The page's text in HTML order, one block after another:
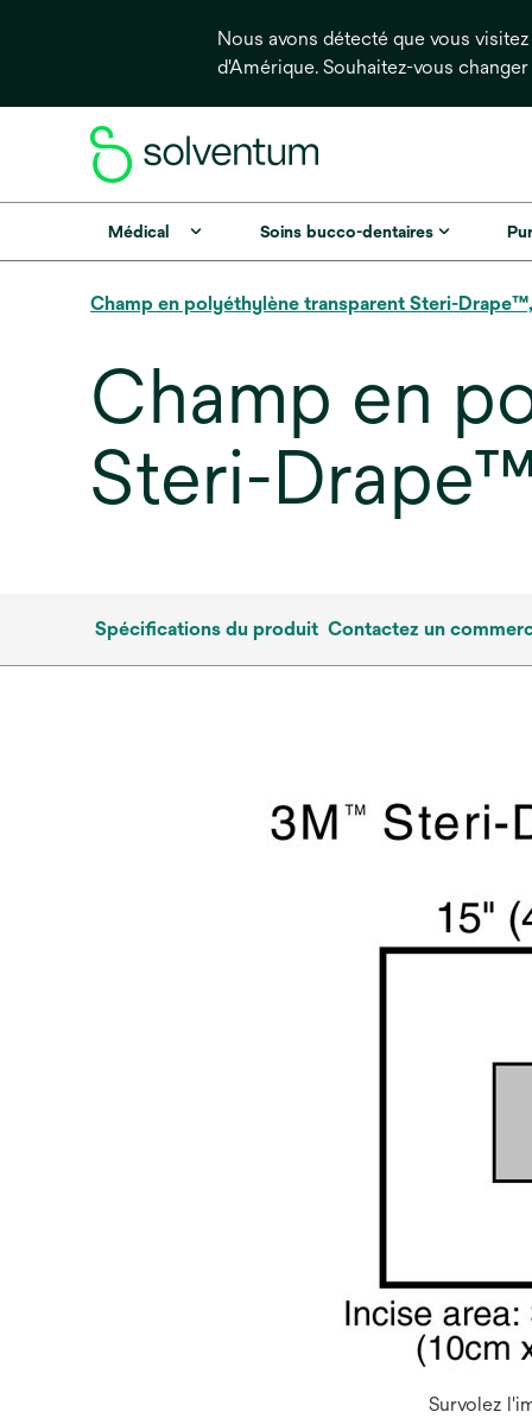
Nous avons détecté que vous
d'Amérique. Souhaitez-vous
Médical Soins bucco-dentaires
Champ en polyéthylène transparent Steri-Drape™,
Champ en
Steri-
Spécifications du produit Contactez un
Survolez